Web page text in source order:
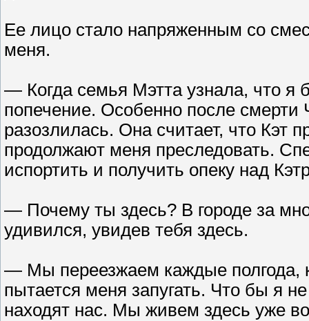
Ее лицо стало напряженным со
меня.
— Когда семья Мэтта узнала, что я
попечение. Особенно после смерти
разозлилась. Она считает, что Кэт
продолжают меня преследовать.
испортить и получить опеку над
— Почему ты здесь? В городе за
удивился, увидев тебя здесь.
— Мы переезжаем каждые полгода,
пытается меня запугать. Что бы я
находят нас. Мы живем здесь уже